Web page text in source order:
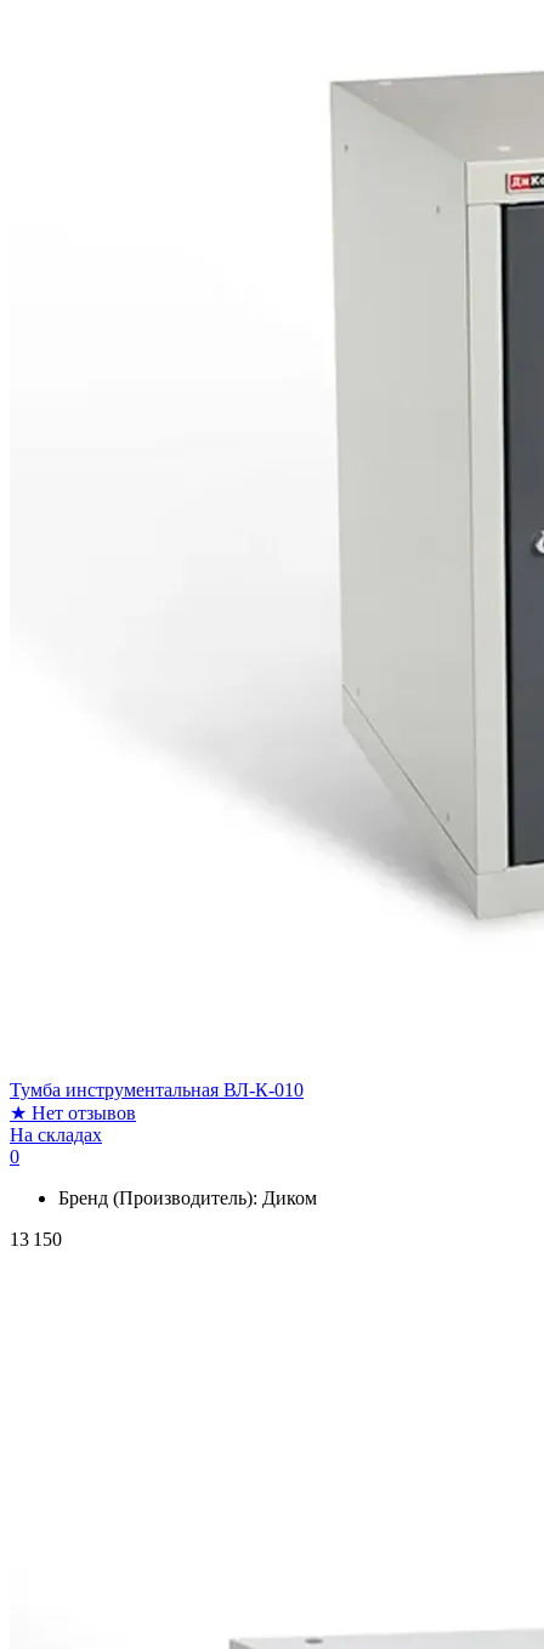
Тумба инструментальная ВЛ-К-010
★ Нет отзывов
На складах
0
Бренд (Производитель): Диком
13 150